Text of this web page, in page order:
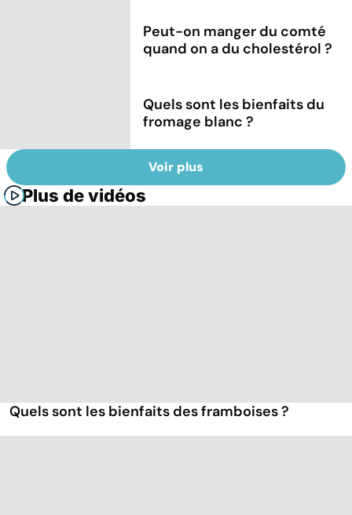
Peut-on manger du comté
quand on a du cholestérol ?
Quels sont les bienfaits du
fromage blanc ?
Voir plus
Plus de vidéos
Quels sont les bienfaits des framboises ?